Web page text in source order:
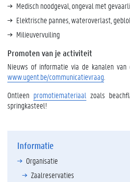
Medisch noodgeval, ongeval met
Elektrische pannes, wateroverlast,
Milieuvervuiling
Promoten van je activiteit
Nieuws of informatie via de kanalen van
www.ugent.be/communicatievraag
Ontleen promotiemateriaal zoals
springkasteel!
Informatie
Organisatie
Zaalreservaties